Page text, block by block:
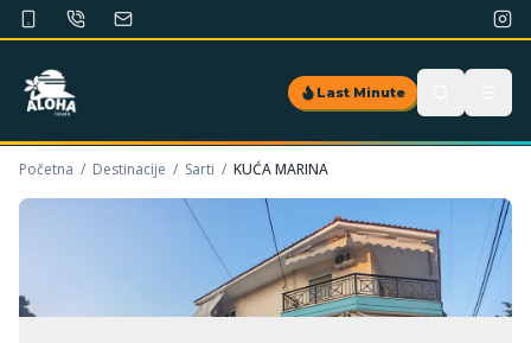
Last Minute
Početna / Destinacije / Sarti / KUĆA MARINA